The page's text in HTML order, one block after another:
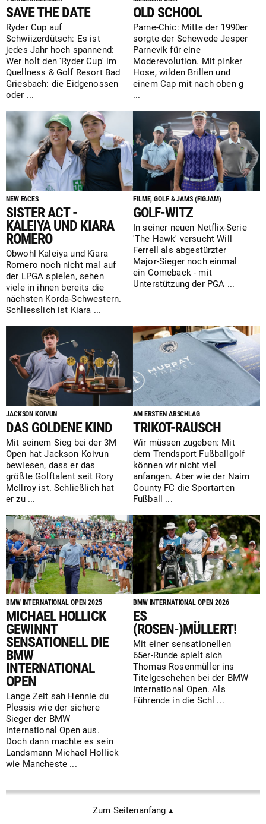
SAVE THE DATE
Ryder Cup auf
Schwiizerdütsch: Es ist
jedes Jahr hoch spannend:
Wer holt den 'Ryder Cup' im
Quellness & Golf Resort Bad
Griesbach: die Eidgenossen
oder ...
OLD SCHOOL
Parne-Chic: Mitte der 1990er
sorgte der Schewede Jesper
Parnevik für eine
Moderevolution. Mit pinker
Hose, wilden Brillen und
einem Cap mit nach oben g
...
NEW FACES
SISTER ACT -
KALEIYA UND KIARA
ROMERO
Obwohl Kaleiya und Kiara
Romero noch nicht mal auf
der LPGA spielen, sehen
viele in ihnen bereits die
nächsten Korda-Schwestern.
Schliesslich ist Kiara ...
FILME, GOLF & JAMS (FIGJAM)
GOLF-WITZ
In seiner neuen Netflix-Serie
'The Hawk' versucht Will
Ferrell als abgestürzter
Major-Sieger noch einmal
ein Comeback - mit
Unterstützung der PGA ...
JACKSON KOIVUN
DAS GOLDENE KIND
Mit seinem Sieg bei der 3M
Open hat Jackson Koivun
bewiesen, dass er das
größte Golftalent seit Rory
McIlroy ist. Schließlich hat
er zu ...
AM ERSTEN ABSCHLAG
TRIKOT-RAUSCH
Wir müssen zugeben: Mit
dem Trendsport Fußballgolf
können wir nicht viel
anfangen. Aber wie der Nairn
County FC die Sportarten
Fußball ...
BMW INTERNATIONAL OPEN 2025
MICHAEL HOLLICK
GEWINNT
SENSATIONELL DIE
BMW
INTERNATIONAL
OPEN
Lange Zeit sah Hennie du
Plessis wie der sichere
Sieger der BMW
International Open aus.
Doch dann machte es sein
Landsmann Michael Hollick
wie Mancheste ...
BMW INTERNATIONAL OPEN 2026
ES
(ROSEN-)MÜLLERT!
Mit einer sensationellen
65er-Runde spielt sich
Thomas Rosenmüller ins
Titelgeschehen bei der BMW
International Open. Als
Führende in die Schl ...
Zum Seitenanfang ▴